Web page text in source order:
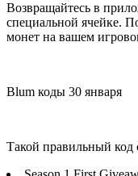
Возвращайтесь в
специальной ячейке.
монет на вашем
Blum коды 30 января
Такой правильный код